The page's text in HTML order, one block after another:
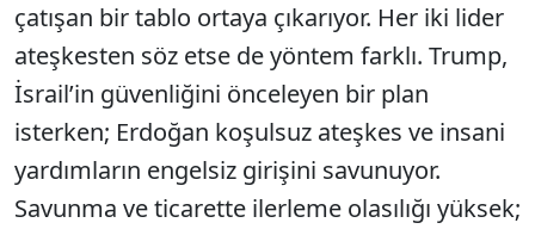
çatışan bir tablo ortaya çıkarıyor. Her iki lider
ateşkesten söz etse de yöntem farklı. Trump,
İsrail’in güvenliğini önceleyen bir plan
isterken; Erdoğan koşulsuz ateşkes ve insani
yardımların engelsiz girişini savunuyor.
Savunma ve ticarette ilerleme olasılığı yüksek;